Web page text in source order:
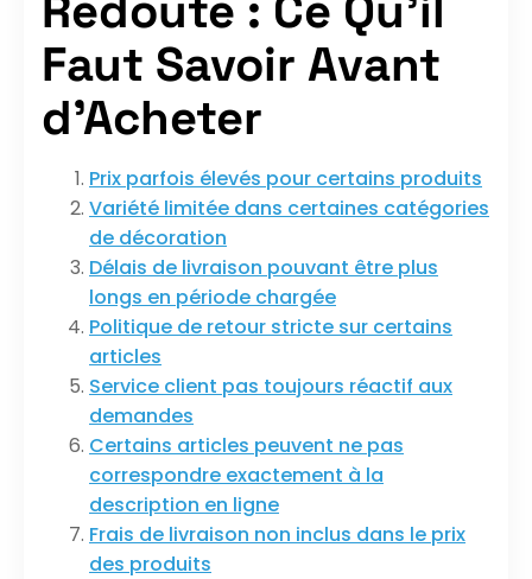
Faut Savoir Avant
d’Acheter
Prix parfois élevés pour certains produits
Variété limitée dans certaines catégories
de décoration
Délais de livraison pouvant être plus
longs en période chargée
Politique de retour stricte sur certains
articles
Service client pas toujours réactif aux
demandes
Certains articles peuvent ne pas
correspondre exactement à la
description en ligne
Frais de livraison non inclus dans le prix
des produits